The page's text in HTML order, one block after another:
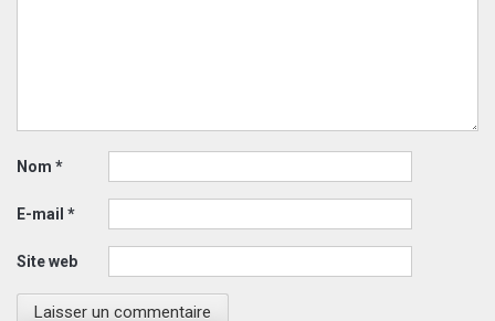
Nom *
E-mail *
Site web